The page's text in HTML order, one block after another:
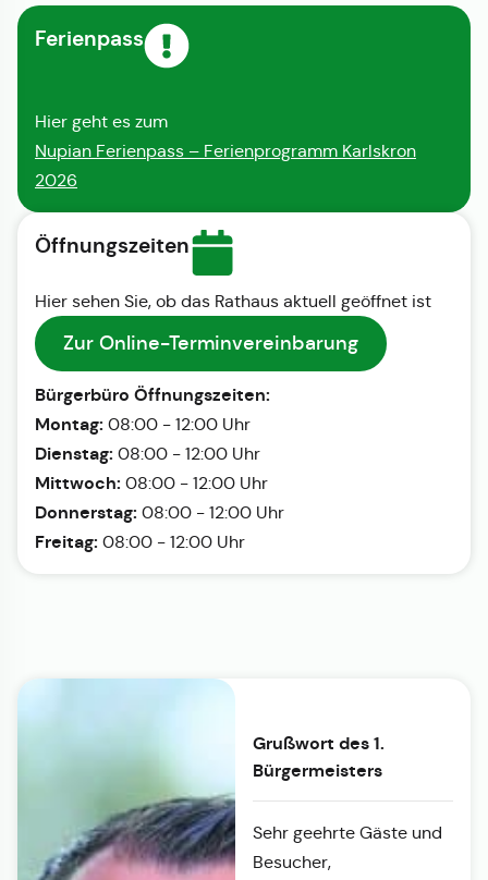
Ferienpass
Hier geht es zum
Nupian Ferienpass – Ferienprogramm Karlskron
2026
Öffnungszeiten
Hier sehen Sie, ob das Rathaus aktuell geöffnet ist
Zur Online-Terminvereinbarung
Bürgerbüro Öffnungszeiten:
Montag: 08:00 - 12:00 Uhr
Dienstag: 08:00 - 12:00 Uhr
Mittwoch: 08:00 - 12:00 Uhr
Donnerstag: 08:00 - 12:00 Uhr
Freitag: 08:00 - 12:00 Uhr
Grußwort des 1.
Bürgermeisters
Sehr geehrte Gäste und
Besucher,